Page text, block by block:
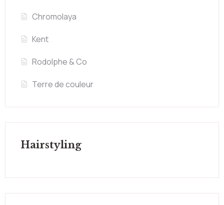
Chromolaya
Kent
Rodolphe & Co
Terre de couleur
Hairstyling